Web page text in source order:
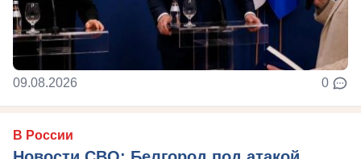
09.08.2026 0
В России